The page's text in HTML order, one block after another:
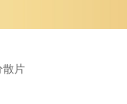
散片